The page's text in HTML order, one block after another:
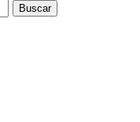
Buscar